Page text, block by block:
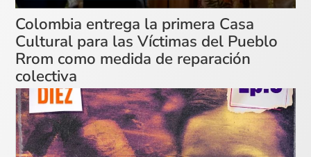
Colombia entrega la primera Casa
Cultural para las Víctimas del Pueblo
Rrom como medida de reparación
colectiva